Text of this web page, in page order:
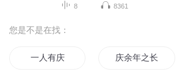
8 8361
您是不是在找：
一人有庆 庆余年之长歌行